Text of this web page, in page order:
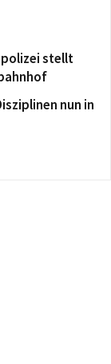
stellt
nun in